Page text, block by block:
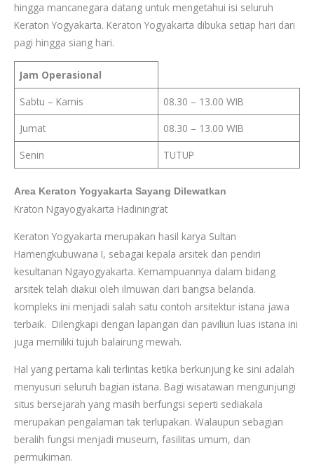
hingga mancanegara datang untuk mengetahui isi seluruh
Keraton Yogyakarta. Keraton Yogyakarta dibuka setiap hari dari
pagi hingga siang hari.
Jam Operasional
Sabtu – Kamis
08.30 – 13.00 WIB
Jumat
08.30 – 13.00 WIB
Senin
TUTUP
Area Keraton Yogyakarta Sayang Dilewatkan
Kraton Ngayogyakarta Hadiningrat
Keraton Yogyakarta merupakan hasil karya Sultan
Hamengkubuwana I, sebagai kepala arsitek dan pendiri
kesultanan Ngayogyakarta. Kemampuannya dalam bidang
arsitek telah diakui oleh ilmuwan dari bangsa belanda.
kompleks ini menjadi salah satu contoh arsitektur istana jawa
terbaik. Dilengkapi dengan lapangan dan paviliun luas istana ini
juga memiliki tujuh balairung mewah.
Hal yang pertama kali terlintas ketika berkunjung ke sini adalah
menyusuri seluruh bagian istana. Bagi wisatawan mengunjungi
situs bersejarah yang masih berfungsi seperti sediakala
merupakan pengalaman tak terlupakan. Walaupun sebagian
beralih fungsi menjadi museum, fasilitas umum, dan
permukiman.